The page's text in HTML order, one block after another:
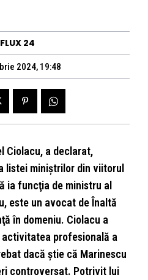
FLUX 24
2024, 19:48
Ciolacu, a declarat,
listei miniştrilor din viitorul
ia funcţia de ministru al
este un avocat de Înaltă
în domeniu. Ciolacu a
profesională a
dacă ştie că Marinescu
controversat. Potrivit lui